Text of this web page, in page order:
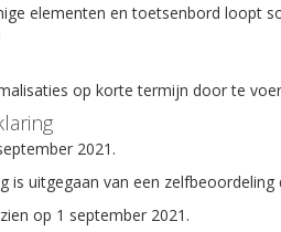
elementen en toetsenbord loopt
op korte termijn door te
2021.
is uitgegaan van een
op 1 september 2021.